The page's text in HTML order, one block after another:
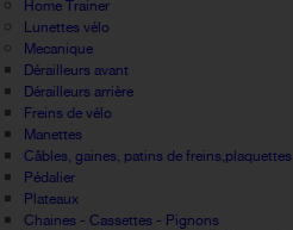
Home Trainer
Lunettes vélo
Mecanique
Dérailleurs avant
Dérailleurs arrière
Freins de vélo
Manettes
Câbles, gaines, patins de freins,plaquettes
Pédalier
Plateaux
Chaines - Cassettes - Pignons